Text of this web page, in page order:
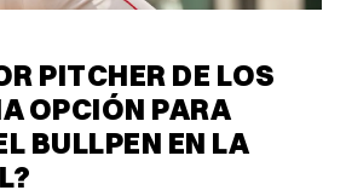
PITCHER DE LOS
OPCIÓN PARA
BULLPEN EN LA